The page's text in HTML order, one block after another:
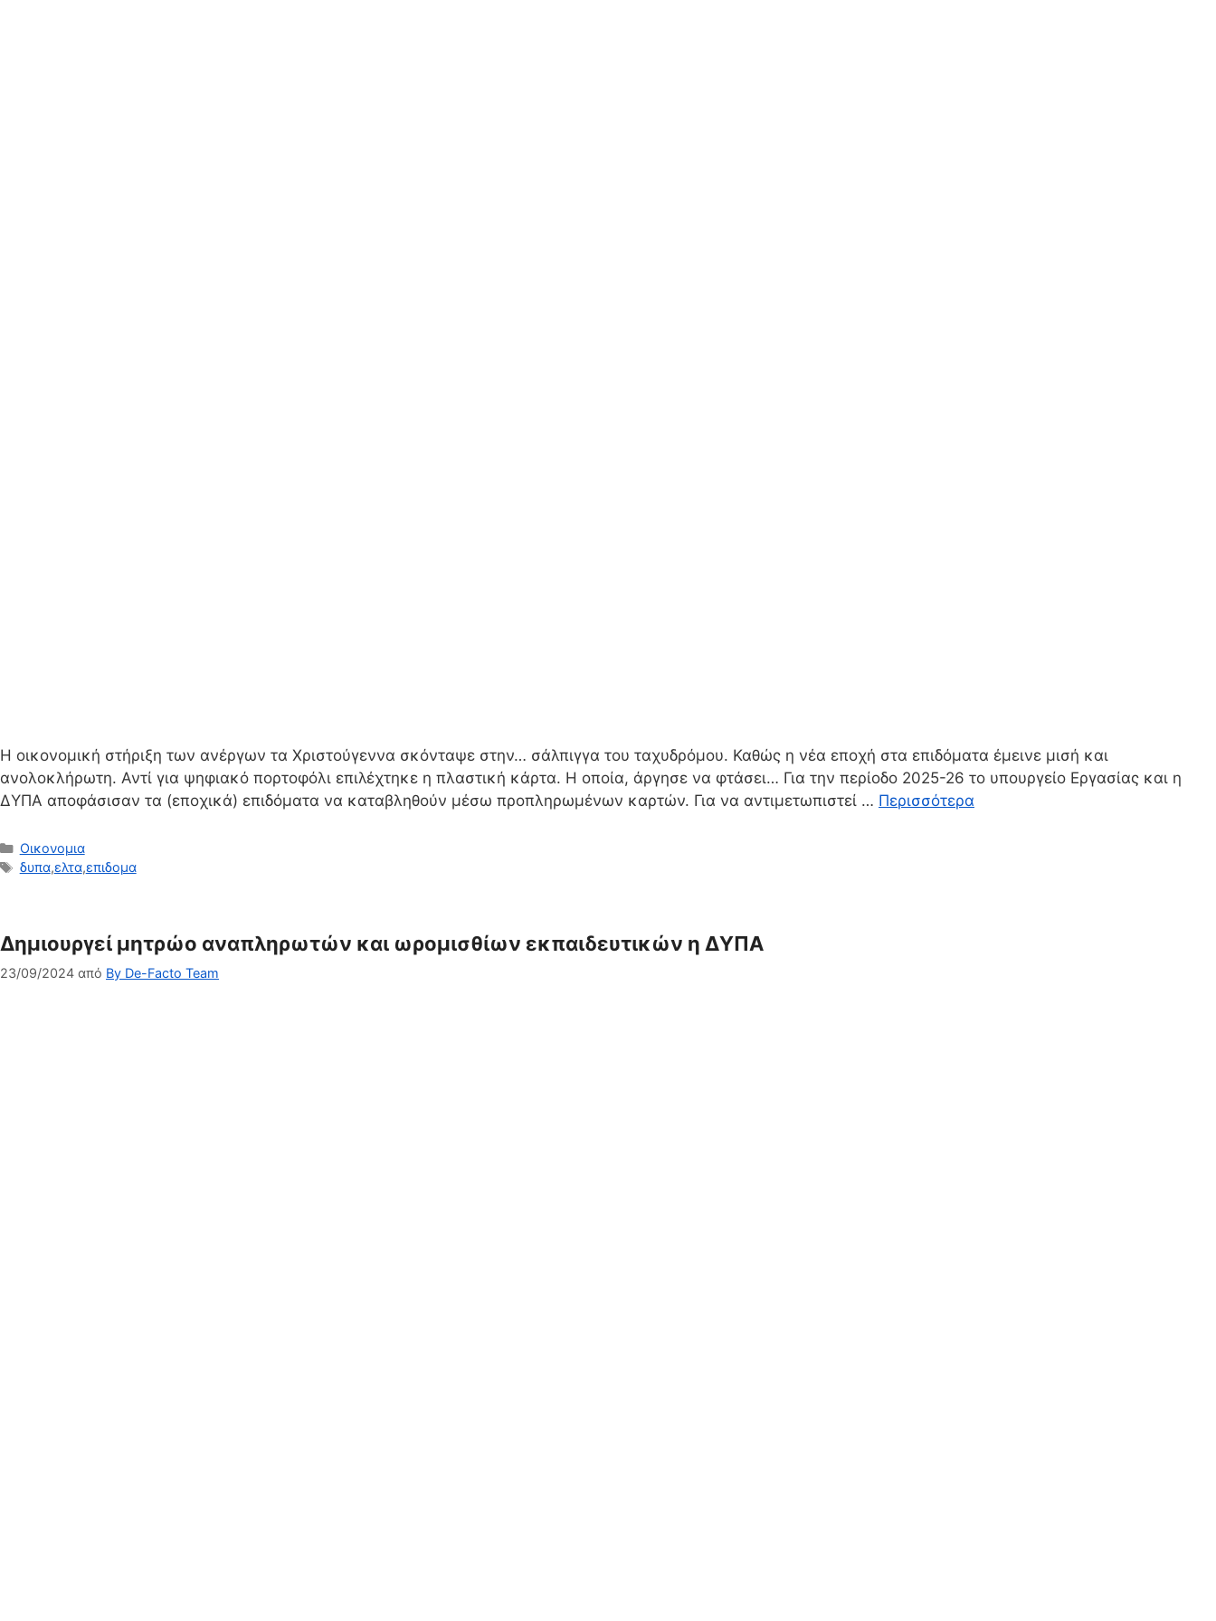
Η οικονομική στήριξη των ανέργων τα Χριστούγεννα σκόνταψε στην… σάλπιγγα του ταχυδρόμου. Καθώς η νέα εποχή στα επιδόματα έμεινε μισή και
ανολοκλήρωτη. Αντί για ψηφιακό πορτοφόλι επιλέχτηκε η πλαστική κάρτα. Η οποία, άργησε να φτάσει… Για την περίοδο 2025-26 το υπουργείο Εργασίας και η
ΔΥΠΑ αποφάσισαν τα (εποχικά) επιδόματα να καταβληθούν μέσω προπληρωμένων καρτών. Για να αντιμετωπιστεί … Περισσότερα
Κατηγορίες
Οικονομια
Ετικέτες
δυπα,ελτα,επιδομα
Δημιουργεί μητρώο αναπληρωτών και ωρομισθίων εκπαιδευτικών η ΔΥΠΑ
23/09/2024 από By De-Facto Team